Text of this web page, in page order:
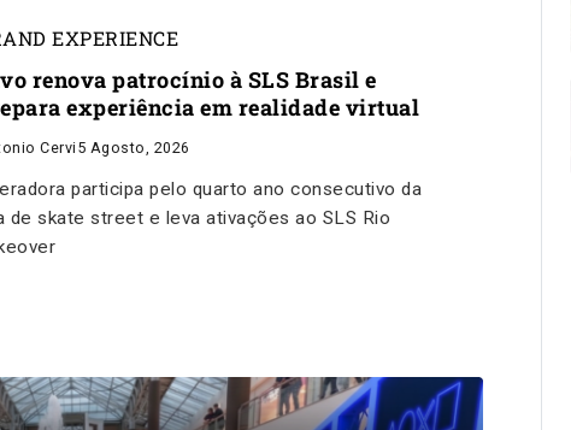
EXPERIENCE
renova patrocínio à SLS Brasil e
experiência em realidade virtual
Cervi5 Agosto, 2026
participa pelo quarto ano consecutivo da
de skate street e leva ativações ao SLS Rio